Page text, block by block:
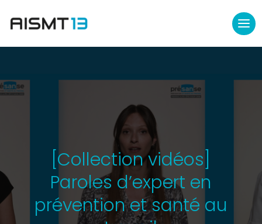
[Collection vidéos]
Paroles d’expert en
prévention et santé au